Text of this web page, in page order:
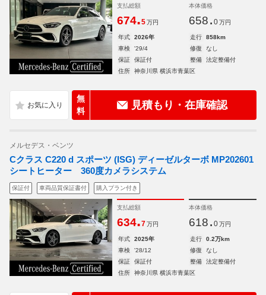
支払総額
674.5 万円
本体価格
658. 0 万円
年式 2026年 走行
858km
車検
'29/4 修復
なし
保証
保証付 整備
法定整備付
住所
神奈川県 横浜市青葉区
無
料
見積もり・在庫確認
メルセデス・ベンツ
Cクラス C220 d スポーツ (ISG) ディーゼルターボ MP202601
シートヒーター 360度カメラシステム
保証付 車両品質保証書付 購入プラン付き
支払総額
634.7 万円
本体価格
618. 0 万円
年式 2025年 走行
0.2万km
車検
'28/12 修復
なし
保証
保証付 整備
法定整備付
住所
神奈川県 横浜市青葉区